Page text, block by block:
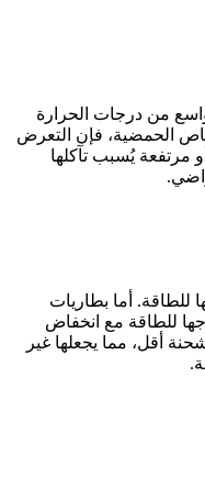
من درجات الحرارة
الحمضية، فإن التعرض
مرتفعة يُسبب تآكلها
للطاقة. أما بطاريات
للطاقة مع انخفاض
أقل، مما يجعلها غير